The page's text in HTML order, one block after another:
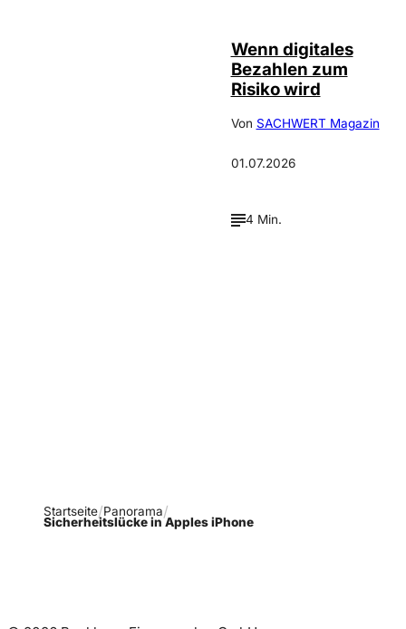
Wenn digitales
Bezahlen zum
Risiko wird
Von SACHWERT Magazin
01.07.2026
4 Min.
Startseite Panorama
Sicherheitslücke in Apples iPhone